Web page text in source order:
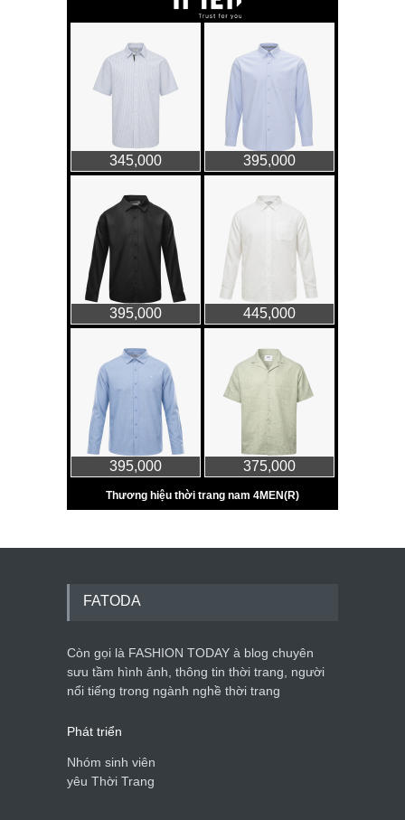
Chiếc áo dài cưới của Hoa
hậu Đỗ Hà ?
Thời trang nữ
FATODA
Còn gọi là FASHION TODAY à blog chuyên
sưu tầm hình ảnh, thông tin thời trang, người
nổi tiếng trong ngành nghề thời trang
Phát triển
Nhóm sinh viên
yêu Thời Trang